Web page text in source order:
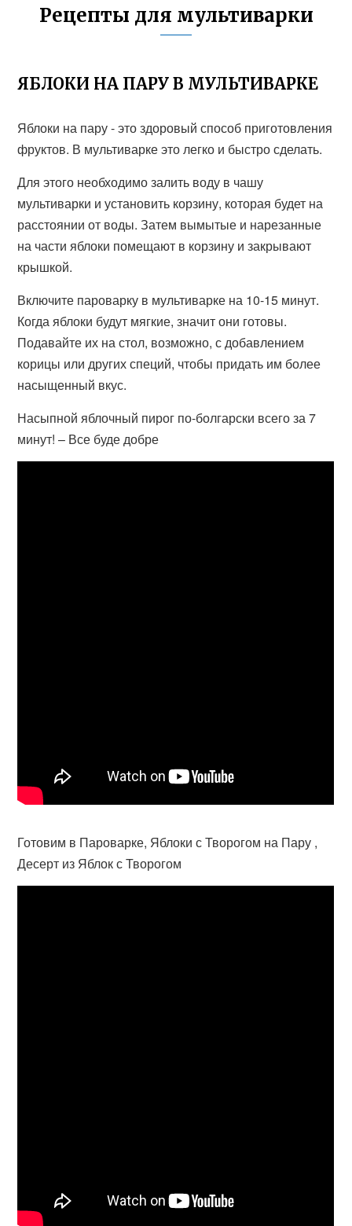
Рецепты для мультиварки
ЯБЛОКИ НА ПАРУ В МУЛЬТИВАРКЕ
Яблоки на пару - это здоровый способ приготовления
фруктов. В мультиварке это легко и быстро сделать.
Для этого необходимо залить воду в чашу
мультиварки и установить корзину, которая будет на
расстоянии от воды. Затем вымытые и нарезанные
на части яблоки помещают в корзину и закрывают
крышкой.
Включите пароварку в мультиварке на 10-15 минут.
Когда яблоки будут мягкие, значит они готовы.
Подавайте их на стол, возможно, с добавлением
корицы или других специй, чтобы придать им более
насыщенный вкус.
Насыпной яблочный пирог по-болгарски всего за 7
минут! – Все буде добре
Готовим в Пароварке, Яблоки с Творогом на Пару ,
Десерт из Яблок с Творогом